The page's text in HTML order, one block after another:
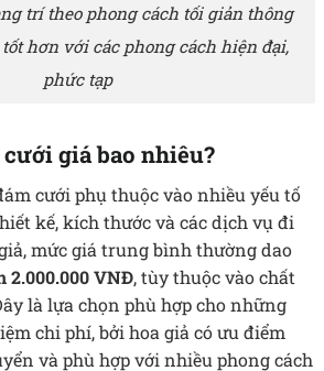
trí theo phong cách tối giản thông
hơn với các phong cách hiện đại,
phức tạp
giá bao nhiêu?
cưới phụ thuộc vào nhiều yếu tố
kế, kích thước và các dịch vụ đi
mức giá trung bình thường dao
2.000.000 VNĐ, tùy thuộc vào chất
là lựa chọn phù hợp cho những
chi phí, bởi hoa giả có ưu điểm
và phù hợp với nhiều phong cách